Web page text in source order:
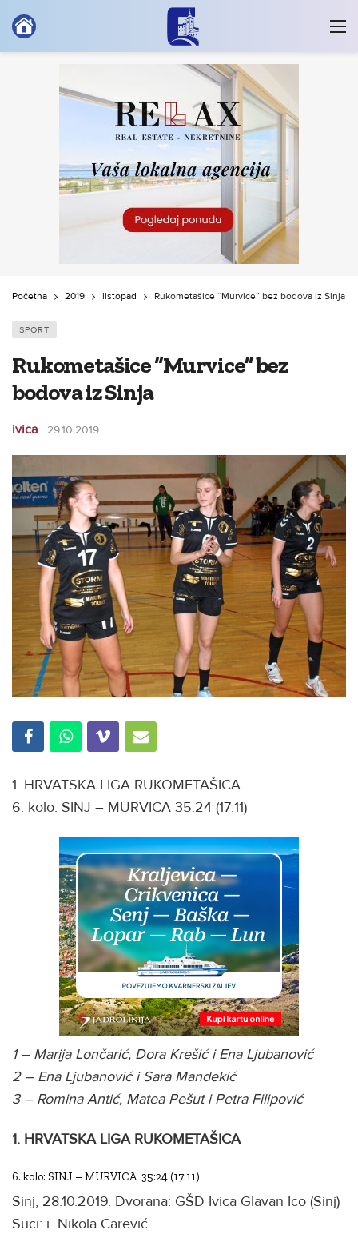
Početna 2019 listopad Rukometašice “Murvice” bez bodova iz Sinja
SPORT
Rukometašice “Murvice” bez
bodova iz Sinja
ivica 29.10.2019
1. HRVATSKA LIGA RUKOMETAŠICA
6. kolo: SINJ – MURVICA 35:24 (17:11)
1 – Marija Lončarić, Dora Krešić i Ena Ljubanović
2 – Ena Ljubanović i Sara Mandekić
3 – Romina Antić, Matea Pešut i Petra Filipović
1. HRVATSKA LIGA RUKOMETAŠICA
6. kolo: SINJ – MURVICA 35:24 (17:11)
Sinj, 28.10.2019. Dvorana: GŠD Ivica Glavan Ico (Sinj)
Suci: i Nikola Carević